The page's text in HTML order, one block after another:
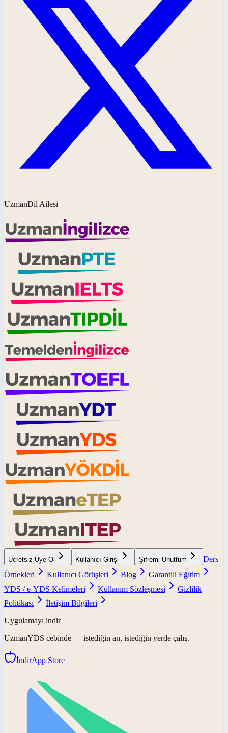
UzmanDil Ailesi
Ücretsiz Üye Ol Kullanıcı Girişi Şifremi Unuttum
Ders
Örnekleri
Kullanıcı Görüşleri Blog
Garantili Eğitim
YDS / e-YDS Kelimeleri
Kullanım Sözleşmesi
Gizlilik
Politikası
İletişim Bilgileri
Uygulamayı indir
UzmanYDS cebinde — istediğin an, istediğin yerde çalış.
İndirApp Store